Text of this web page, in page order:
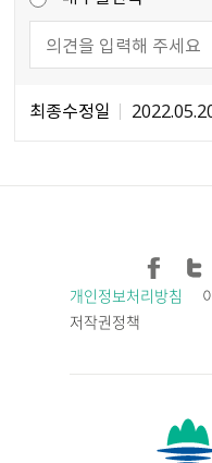
최종수정일
개인정보처리방침
저작권정책